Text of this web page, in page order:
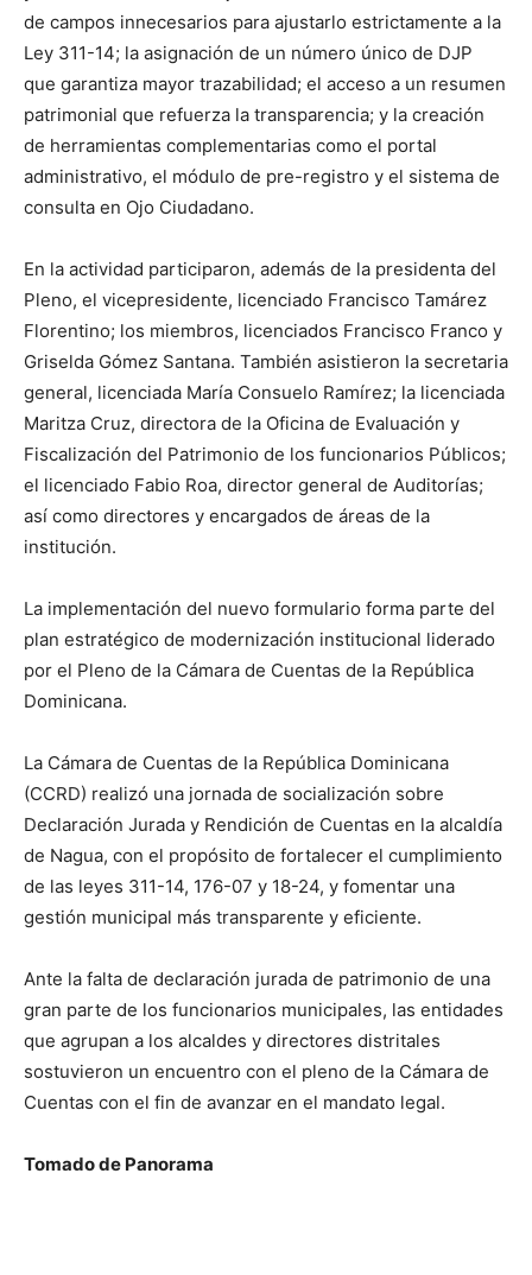
de campos innecesarios para ajustarlo estrictamente a la
Ley 311-14; la asignación de un número único de DJP
que garantiza mayor trazabilidad; el acceso a un resumen
patrimonial que refuerza la transparencia; y la creación
de herramientas complementarias como el portal
administrativo, el módulo de pre-registro y el sistema de
consulta en Ojo Ciudadano.
En la actividad participaron, además de la presidenta del
Pleno, el vicepresidente, licenciado Francisco Tamárez
Florentino; los miembros, licenciados Francisco Franco y
Griselda Gómez Santana. También asistieron la secretaria
general, licenciada María Consuelo Ramírez; la licenciada
Maritza Cruz, directora de la Oficina de Evaluación y
Fiscalización del Patrimonio de los funcionarios Públicos;
el licenciado Fabio Roa, director general de Auditorías;
así como directores y encargados de áreas de la
institución.
La implementación del nuevo formulario forma parte del
plan estratégico de modernización institucional liderado
por el Pleno de la Cámara de Cuentas de la República
Dominicana.
La Cámara de Cuentas de la República Dominicana
(CCRD) realizó una jornada de socialización sobre
Declaración Jurada y Rendición de Cuentas en la alcaldía
de Nagua, con el propósito de fortalecer el cumplimiento
de las leyes 311-14, 176-07 y 18-24, y fomentar una
gestión municipal más transparente y eficiente.
Ante la falta de declaración jurada de patrimonio de una
gran parte de los funcionarios municipales, las entidades
que agrupan a los alcaldes y directores distritales
sostuvieron un encuentro con el pleno de la Cámara de
Cuentas con el fin de avanzar en el mandato legal.
Tomado de Panorama